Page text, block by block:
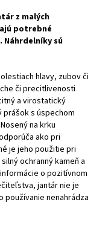
z malých
potrebné
sú
hlavy, zubov či
či precitlivenosti
a virostatický
prášok s úspechom
na krku
ako pri
je jeho použitie pri
ochranný kameň a
o pozitívnom
jantár nie je
používanie nenahrádza